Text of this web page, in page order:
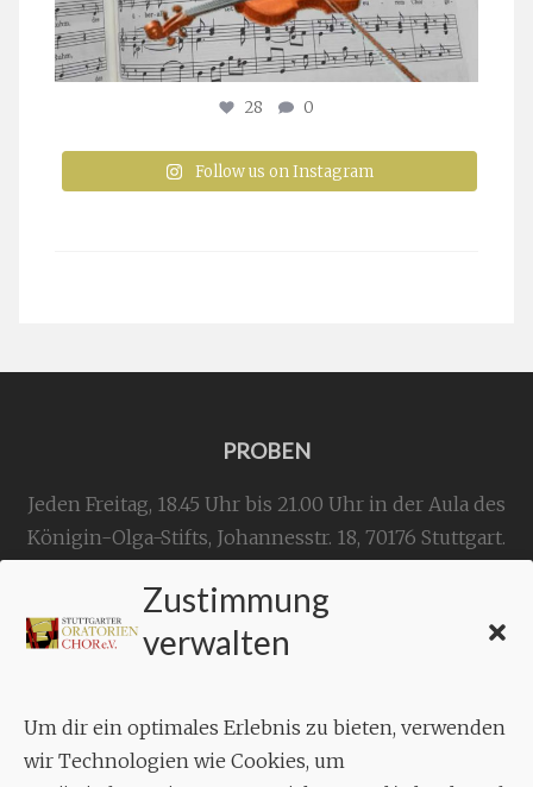
Zustimmung
verwalten
Um dir ein optimales Erlebnis zu bieten, verwenden
wir Technologien wie Cookies, um
28 0
Follow us on Instagram
PROBEN
Jeden Freitag, 18.45 Uhr bis 21.00 Uhr in der Aula des
Königin-Olga-Stifts, Johannesstr. 18, 70176 Stuttgart.
KONTAKT
Geschäftsstelle:
Aixheimer Str. 18
70619 Stuttgart